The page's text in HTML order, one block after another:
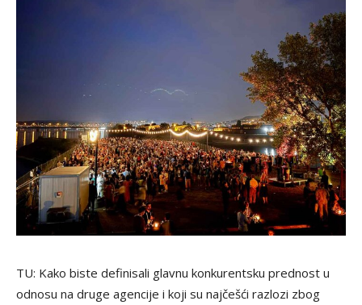
TU: Kako biste definisali glavnu konkurentsku prednost u
odnosu na druge agencije i koji su najčešći razlozi zbog